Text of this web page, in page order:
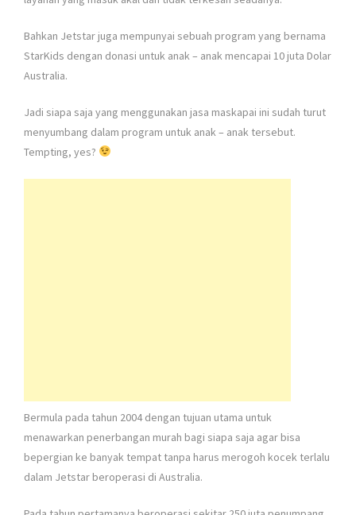
Bahkan Jetstar juga mempunyai sebuah program yang bernama
StarKids dengan donasi untuk anak – anak mencapai 10 juta Dolar
Australia.
Jadi siapa saja yang menggunakan jasa maskapai ini sudah turut
menyumbang dalam program untuk anak – anak tersebut.
Tempting, yes?
Bermula pada tahun 2004 dengan tujuan utama untuk
menawarkan penerbangan murah bagi siapa saja agar bisa
bepergian ke banyak tempat tanpa harus merogoh kocek terlalu
dalam Jetstar beroperasi di Australia.